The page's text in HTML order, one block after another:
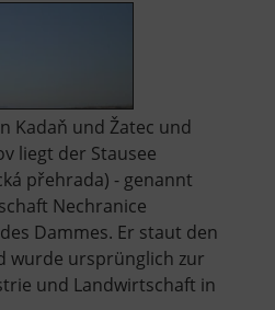
Kadaň und Žatec und
liegt der Stausee
přehrada) - genannt
Nechranice
Dammes. Er staut den
wurde ursprünglich zur
und Landwirtschaft in